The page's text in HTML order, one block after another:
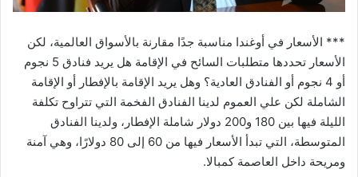
*** الأسعار في أوغندا مناسبة جدًا مقارنة بالأسواق العالمية، لكن
الأسعار تحددها متطلبات السائح في الإقامة هل يريد فنادق 5 نجوم
أو 4 نجوم أو الفنادق العادية؟ وهل يريد الإقامة بالإفطار أو الإقامة
الشاملة لكن علي العموم لدينا الفنادق الفخمة التي تتراوح تكلفة
الليلة فيها بين 180 و200 دولار شاملة الإفطار، ولدينا الفنادق
المتوسطة، التي تبدأ الأسعار فيها من 60 إلى 80 دولارًا، وهي آمنة
ومريحة داخل العاصمة كمبالا.